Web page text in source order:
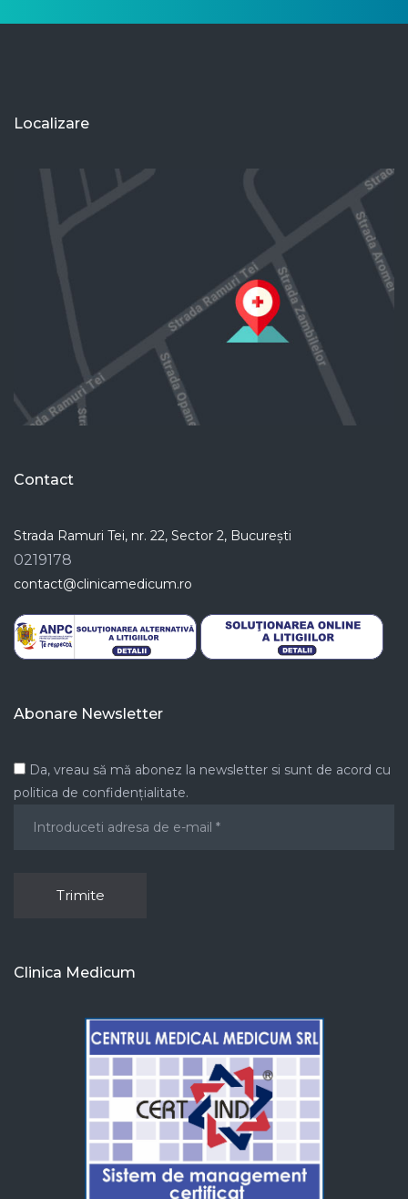
Localizare
Contact
Strada Ramuri Tei, nr. 22, Sector 2, București
0219178
contact@clinicamedicum.ro
Abonare Newsletter
Da, vreau să mă abonez la newsletter si sunt de acord cu
politica de confidențialitate.
Clinica Medicum